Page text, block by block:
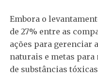
Embora o
de 27% entre as
ações para gerenciar
naturais e metas
de substâncias